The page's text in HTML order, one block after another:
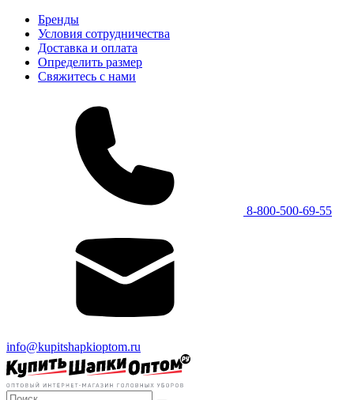
Бренды
Условия сотрудничества
Доставка и оплата
Определить размер
Свяжитесь с нами
8-800-500-69-55
info@kupitshapkioptom.ru